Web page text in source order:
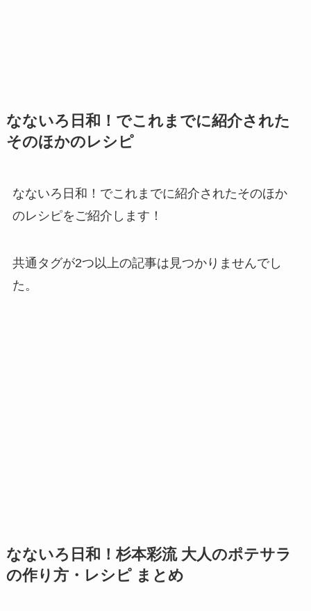
なないろ日和！でこれまでに紹介された
そのほかのレシピ
なないろ日和！でこれまでに紹介されたそのほか
のレシピをご紹介します！
共通タグが2つ以上の記事は見つかりませんでし
た。
なないろ日和！杉本彩流 大人のポテサラ
の作り方・レシピ まとめ